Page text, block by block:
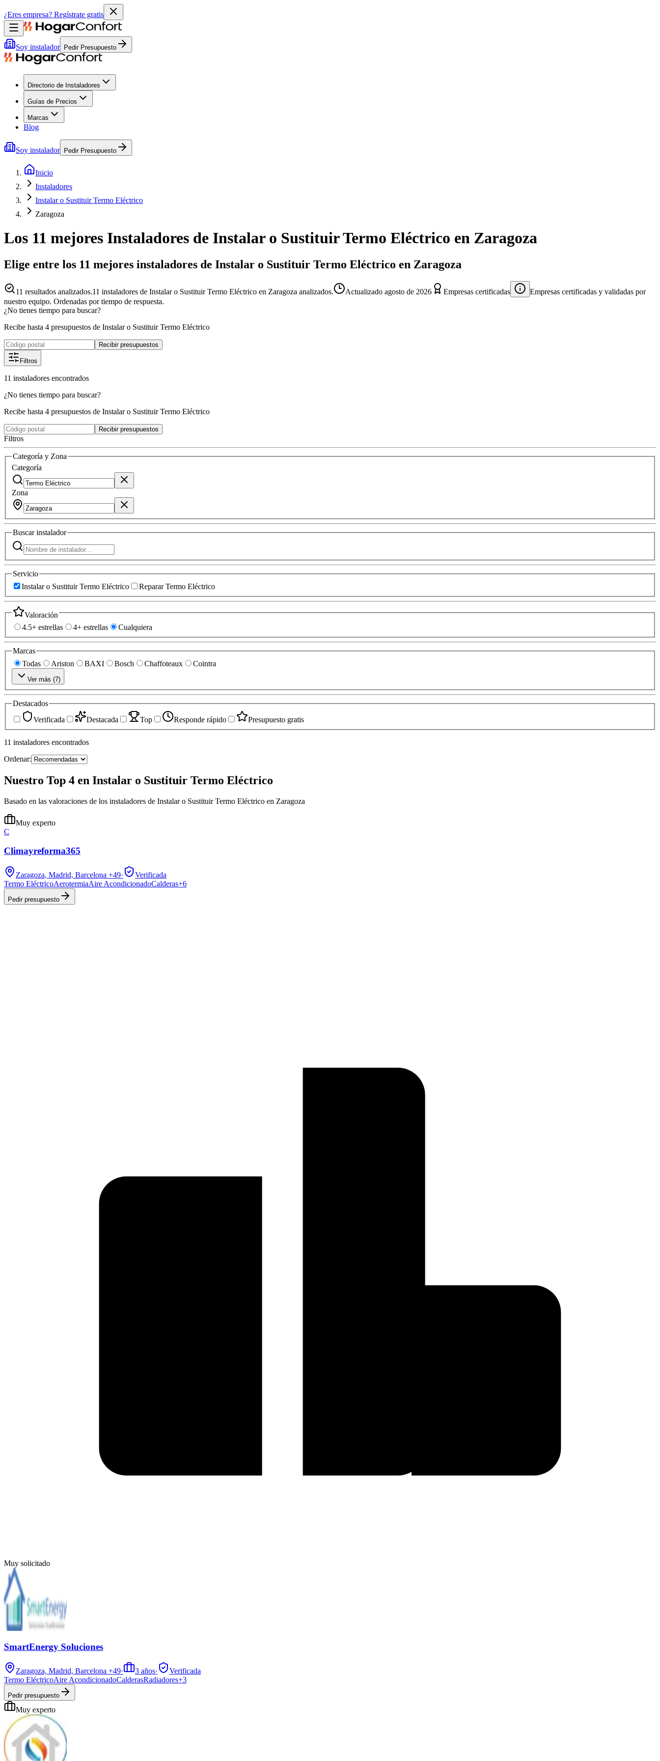
¿Eres empresa? Regístrate gratis
Soy instalador Pedir Presupuesto
Directorio de Instaladores
Guías de Precios
Marcas
Blog
Soy instalador Pedir Presupuesto
Inicio
Instaladores
Instalar o Sustituir Termo Eléctrico
Zaragoza
Los 11 mejores Instaladores de Instalar o Sustituir Termo Eléctrico en Zaragoza
Elige entre los 11 mejores instaladores de Instalar o Sustituir Termo Eléctrico en Zaragoza
11 resultados analizados.11 instaladores de Instalar o Sustituir Termo Eléctrico en Zaragoza analizados. Actualizado agosto de 2026 Empresas certificadas
Empresas certificadas y validadas por
nuestro equipo. Ordenadas por tiempo de respuesta.
¿No tienes tiempo para buscar?
Recibe hasta 4 presupuestos de Instalar o Sustituir Termo Eléctrico
Recibir presupuestos
Filtros
11 instaladores encontrados
¿No tienes tiempo para buscar?
Recibe hasta 4 presupuestos de Instalar o Sustituir Termo Eléctrico
Recibir presupuestos
Filtros
Categoría y Zona
Categoría
Zona
Buscarinstalador
Servicio
Instalar o Sustituir Termo Eléctrico
Reparar Termo Eléctrico
Valoración
4.5+ estrellas
4+ estrellas Cualquiera
Marcas
Todas
Ariston BAXI Bosch Chaffoteaux Cointra
Ver más (7)
Destacados
Verificada
Destacada Top Responde rápido Presupuesto gratis
11 instaladores encontrados
Ordenar:
Nuestro Top 4 en Instalar o Sustituir Termo Eléctrico
Basado en las valoraciones de los instaladores de Instalar o Sustituir Termo Eléctrico en Zaragoza
Muy experto
C
Climayreforma365
Zaragoza, Madrid, Barcelona +49·
Verificada
Termo EléctricoAerotermiaAire AcondicionadoCalderas+6
Pedir presupuesto
Muy solicitado
SmartEnergy Soluciones
Zaragoza, Madrid, Barcelona +49· 3 años·
Verificada
Termo EléctricoAire AcondicionadoCalderasRadiadores+3
Pedir presupuesto
Muy experto